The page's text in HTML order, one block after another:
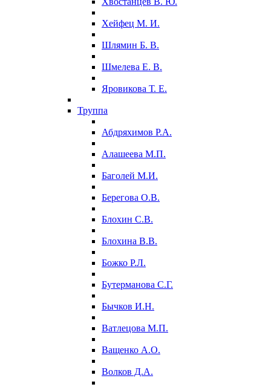
Хейфец М. И.
Шлямин Б. В.
Шмелева Е. В.
Яровикова Т. Е.
Труппа
Абдряхимов Р.А.
Алашеева М.П.
Баголей М.И.
Берегова О.В.
Блохин С.В.
Блохина В.В.
Божко Р.Л.
Бутерманова С.Г.
Бычков И.Н.
Ватлецова М.П.
Ващенко А.О.
Волков Д.А.